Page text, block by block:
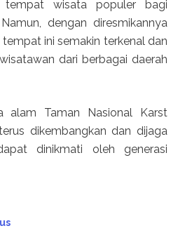
tempat wisata populer bagi
dengan diresmikannya
ini semakin terkenal dan
dari berbagai daerah
alam Taman Nasional Karst
dikembangkan dan dijaga
dinikmati oleh generasi